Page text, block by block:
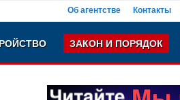
Об агентстве Контакты
ЗАКОН И ПОРЯДОК